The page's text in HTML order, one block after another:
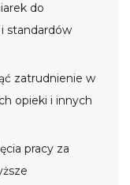
do
standardów
zatrudnienie w
opieki i innych
pracy za